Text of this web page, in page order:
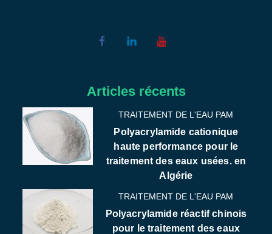
Articles récents
TRAITEMENT DE L'EAU PAM
Polyacrylamide cationique
haute performance pour le
traitement des eaux usées. en
Algérie
TRAITEMENT DE L'EAU PAM
Polyacrylamide réactif chinois
pour le traitement des eaux